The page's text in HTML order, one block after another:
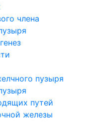
члена
пузыря
путей
железы